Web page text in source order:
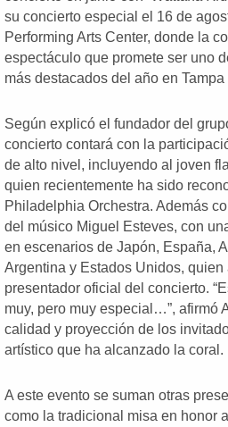
su concierto especial el 16 de
Performing Arts Center, donde la
espectáculo que promete ser uno
más destacados del año en Tampa
Según explicó el fundador del
concierto contará con la
de alto nivel, incluyendo al joven
quien recientemente ha sido
Philadelphia Orchestra. Además
del músico Miguel Esteves, con
en escenarios de Japón, España,
Argentina y Estados Unidos, quien
presentador oficial del concierto.
muy, pero muy especial…”, afirmó
calidad y proyección de los
artístico que ha alcanzado la coral.
A este evento se suman otras
como la tradicional misa en honor